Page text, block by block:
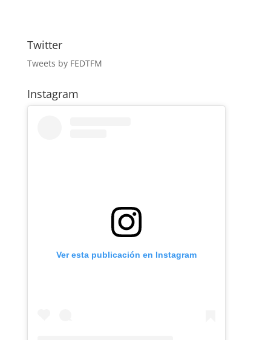
Twitter
Tweets by FEDTFM
Instagram
Ver esta publicación en Instagram